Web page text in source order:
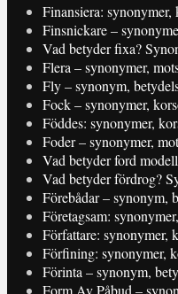
Finansiera:
Finsnickare –
Vad betyder fixa?
Flera – synonymer,
Fly – synonym,
Fock – synonymer,
Föddes: synonymer,
Foder – synonymer,
Vad betyder ford
Vad betyder fördrog?
Förebådar – synonym,
Företagsam:
Författare: synonymer,
Förfining: synonymer,
Förinta – synonym,
Form Av Påbud –